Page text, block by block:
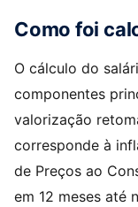
Como foi
O cálculo do
componentes
valorização
corresponde à
de Preços ao
em 12 meses até